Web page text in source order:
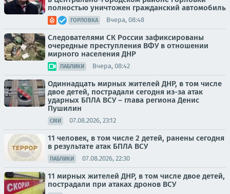
полностью уничтожен гражданский автомобиль
ГОРЛОВКА Вчера, 08:48
Следователями СК России зафиксированы
очередные преступления ВФУ в отношении
мирного населения ДНР
ПАБЛИКИ Вчера, 08:42
Одиннадцать мирных жителей ДНР, в том числе
двое детей, пострадали сегодня из-за атак
ударных БПЛА ВСУ – глава региона Денис
Пушилин
СМИ 07.08.2026, 23:12
11 человек, в том числе 2 детей, ранены сегодня
в результате атак БПЛА ВСУ
ПАБЛИКИ 07.08.2026, 22:30
11 мирных жителей ДНР, в том числе двое детей,
пострадали при атаках дронов ВСУ